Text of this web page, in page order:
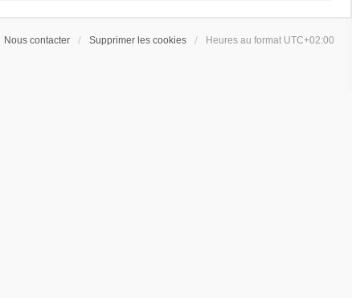
Nous contacter Supprimer les cookies Heures au format UTC+02:00